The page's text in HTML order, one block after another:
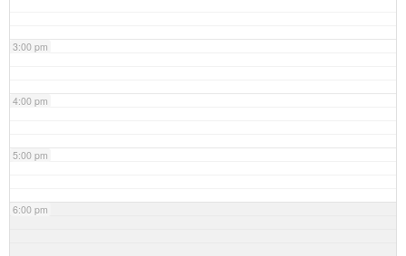
3:00 pm
4:00 pm
5:00 pm
6:00 pm